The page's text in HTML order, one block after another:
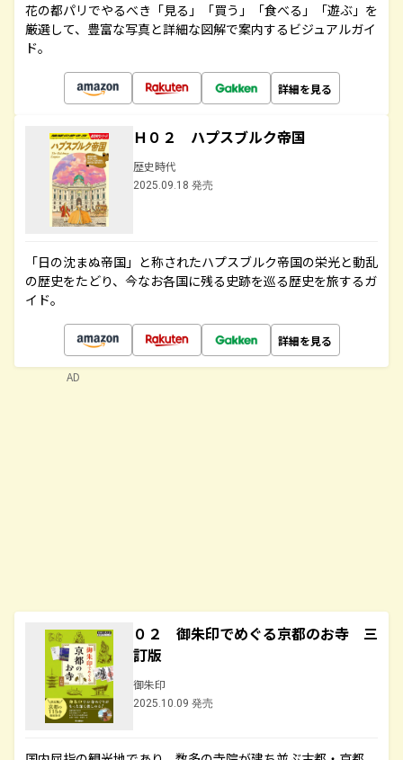
花の都パリでやるべき「見る」「買う」「食べる」「遊ぶ」を
厳選して、豊富な写真と詳細な図解で案内するビジュアルガイ
ド。
詳細を見る
Ｈ０２ ハプスブルク帝国
歴史時代
2025.09.18 発売
「日の沈まぬ帝国」と称されたハプスブルク帝国の栄光と動乱
の歴史をたどり、今なお各国に残る史跡を巡る歴史を旅するガ
イド。
詳細を見る
０２ 御朱印でめぐる京都のお寺 三
訂版
御朱印
2025.10.09 発売
AD